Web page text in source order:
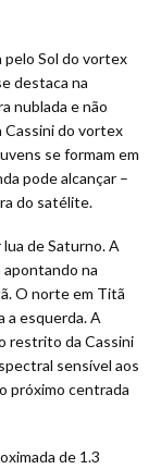
pelo Sol do vortex
destaca na
nublada e não
Cassini do vortex
se formam em
pode alcançar –
do satélite.
de Saturno. A
apontando na
O norte em Titã
a esquerda. A
restrito da Cassini
sensível aos
próximo centrada
de 1.3